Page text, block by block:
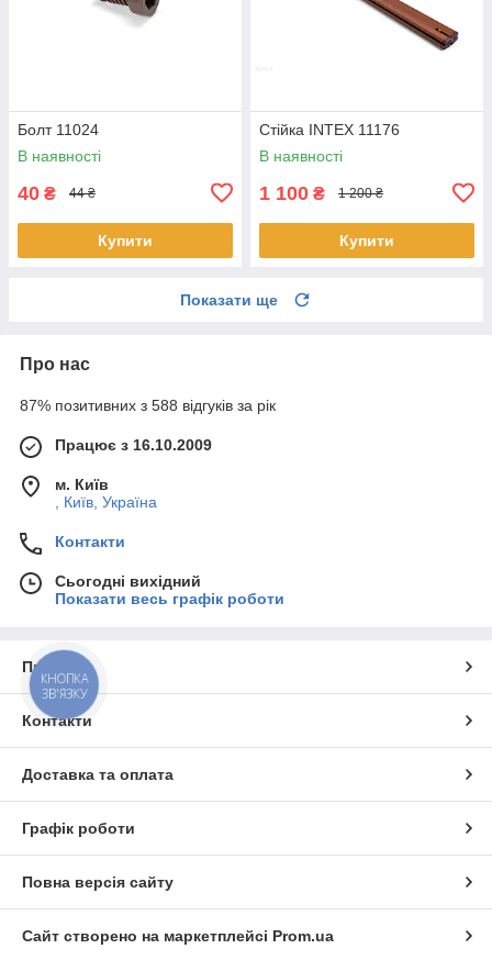
Болт 11024
В наявності
40 ₴ 44 ₴
Купити
Стійка INTEX 11176
В наявності
1 100 ₴ 1 200 ₴
Купити
Показати ще
Про нас
87% позитивних з 588 відгуків за рік
Працює з 16.10.2009
м. Київ
, Київ, Україна
Контакти
Сьогодні вихідний
Показати весь графік роботи
Про нас
Контакти
Доставка та оплата
Графік роботи
Повна версія сайту
Сайт створено на маркетплейсі Prom.ua
КНОПКА
ЗВ'ЯЗКУ